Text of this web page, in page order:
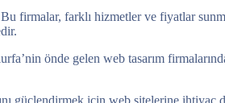
firmalar, farklı hizmetler ve fiyatlar
önde gelen web tasarım